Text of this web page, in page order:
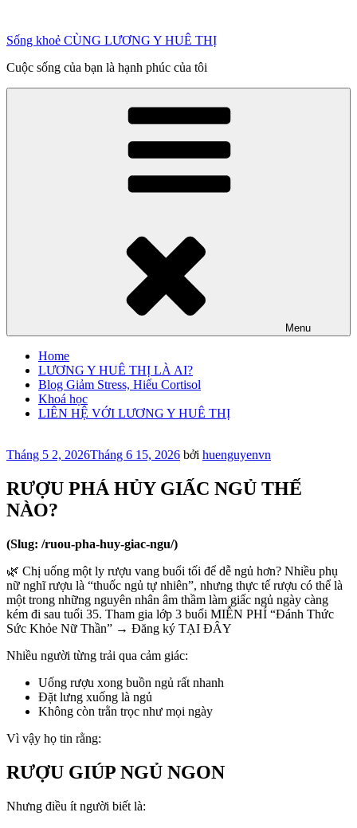
phần
dung
Sống khoẻ CÙNG LƯƠNG Y HUÊ THỊ
Cuộc sống của bạn là hạnh phúc của tôi
Menu
Home
LƯƠNG Y HUÊ THỊ LÀ AI?
Blog Giảm Stress, Hiểu Cortisol
Khoá học
LIÊN HỆ VỚI LƯƠNG Y HUÊ THỊ
Đăng
Tháng 5 2, 2026Tháng 6 15, 2026 bởi huenguyenvn
RƯỢU PHÁ HỦY GIẤC NGỦ THẾ
NÀO?
(Slug: /ruou-pha-huy-giac-ngu/)
🌿 Chị uống một ly rượu vang buổi tối để dễ ngủ hơn? Nhiều phụ
nữ nghĩ rượu là “thuốc ngủ tự nhiên”, nhưng thực tế rượu có thể là
một trong những nguyên nhân âm thầm làm giấc ngủ ngày càng
kém đi sau tuổi 35. Tham gia lớp 3 buổi MIỄN PHÍ “Đánh Thức
Sức Khỏe Nữ Thần” → Đăng ký TẠI ĐÂY
Nhiều người từng trải qua cảm giác:
Uống rượu xong buồn ngủ rất nhanh
Đặt lưng xuống là ngủ
Không còn trằn trọc như mọi ngày
Vì vậy họ tin rằng:
RƯỢU GIÚP NGỦ NGON
Nhưng điều ít người biết là: